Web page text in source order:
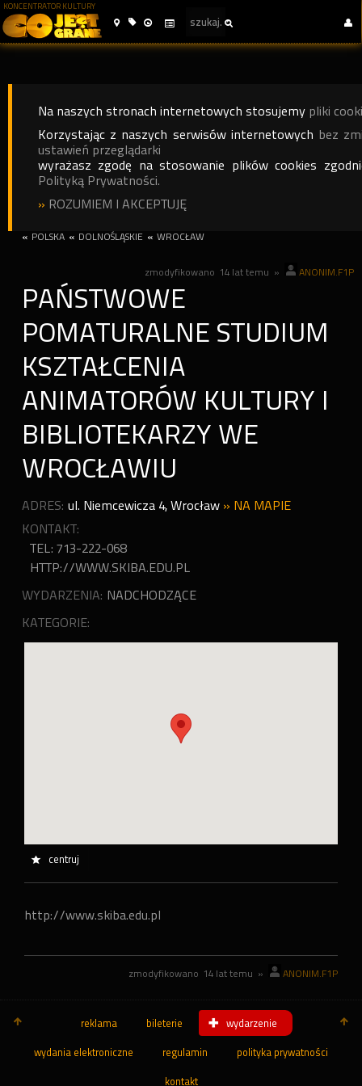
KONCENTRATOR KULTURY
Na naszych stronach internetowych stosujemy pliki
Korzystając z naszych serwisów internetowych bez
ustawień przeglądarki
wyrażasz zgodę na stosowanie plików cookies
Polityką Prywatności.
» ROZUMIEM I AKCEPTUJĘ
« POLSKA « DOLNOŚLĄSKIE « WROCŁAW
zmodyfikowano 14 lat temu » ANONIM.F1P
PAŃSTWOWE
POMATURALNE STUDIUM
KSZTAŁCENIA
ANIMATORÓW KULTURY I
BIBLIOTEKARZY WE
WROCŁAWIU
ADRES: ul. Niemcewicza 4,Wrocław » NA MAPIE
KONTAKT:
TEL: 713-222-068
HTTP://WWW.SKIBA.EDU.PL
WYDARZENIA: NADCHODZĄCE
KATEGORIE:
centruj
http://www.skiba.edu.pl
zmodyfikowano 14 lat temu » ANONIM.F1P
reklama bileterie wydarzenie
wydania elektroniczne regulamin polityka prywatności
kontakt